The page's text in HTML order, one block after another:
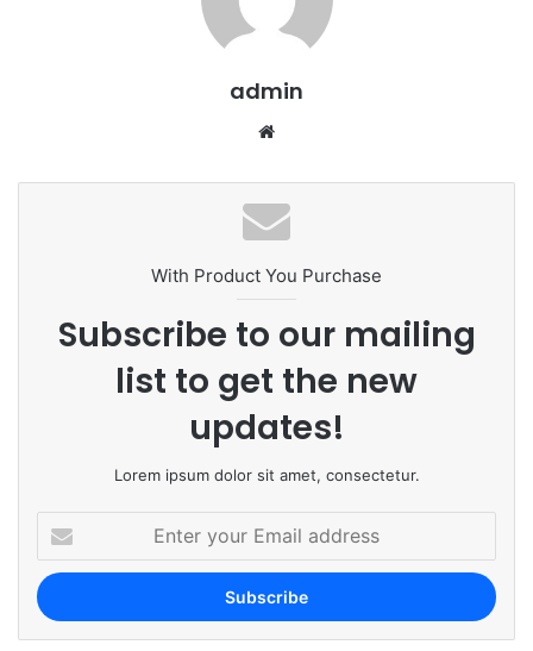
admin
te
With Product You Purchase
Subscribe to our mailing
list to get the new
updates!
Lorem ipsum dolor sit amet, consectetur.
e